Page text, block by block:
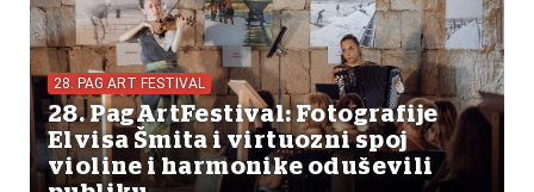
28. PAG ART FESTIVAL
28. PagArtFestival: Fotografije
Elvisa Šmita i virtuozni spoj
violine i harmonike oduševili